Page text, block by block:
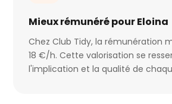
Mieux rémunéré pour Eloina
Chez Club Tidy, la rémunération
18 €/h. Cette valorisation se
l'implication et la qualité de